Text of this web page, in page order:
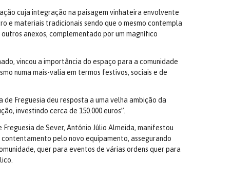
cuja integração na paisagem vinhateira envolvente
e materiais tradicionais sendo que o mesmo contempla
anexos, complementado por um magnífico
vincou a importância do espaço para a comunidade
numa mais-valia em termos festivos, sociais e de
de Freguesia deu resposta a uma velha ambição da
investindo cerca de 150.000 euros”.
de Sever, António Júlio Almeida, manifestou
pelo novo equipamento, assegurando
quer para eventos de várias ordens quer para